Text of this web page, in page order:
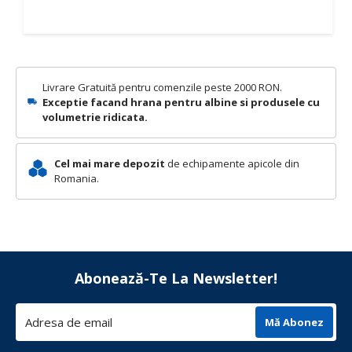
Livrare Gratuită pentru comenzile peste 2000 RON.
Exceptie facand hrana pentru albine si produsele cu
volumetrie ridicata.
Cel mai mare depozit de echipamente apicole din
Romania.
Abonează-Te La Newsletter!
Mă Abonez